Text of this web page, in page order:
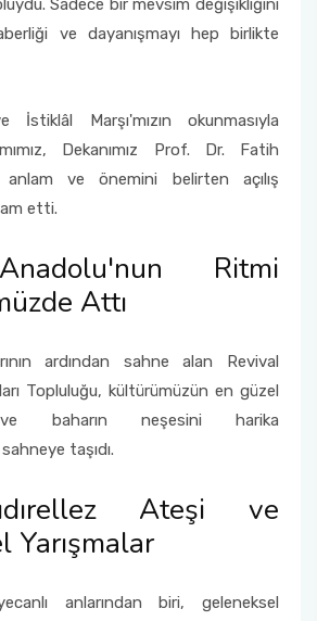
Sadece bir mevsim değişikliğini
ve dayanışmayı hep birlikte
İstiklâl Marşı'mızın okunmasıyla
Dekanımız Prof. Dr. Fatih
anlam ve önemini belirten açılış
etti.
Ritmi
Attı
ardından sahne alan Revival
Topluluğu, kültürümüzün en güzel
ve baharın neşesini harika
taşıdı.
Ateşi ve
Yarışmalar
anlarından biri, geleneksel